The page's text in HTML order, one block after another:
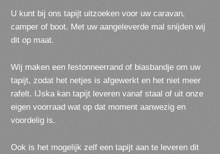
U kunt bij ons tapijt uitzoeken voor uw caravan,
camper of boot. Met uw aangeleverde mal snijden wij
dit op maat.
Wij maken een festonneerrand of biasbandje om uw
tapijt, zodat het netjes is afgewerkt en het niet meer
rafelt. IJska kan tapijt leveren vanaf staal of uit onze
eigen voorraad wat op dat moment aanwezig en
voordelig is.
Ook is het mogelijk zelf een tapijt aan te leveren dit